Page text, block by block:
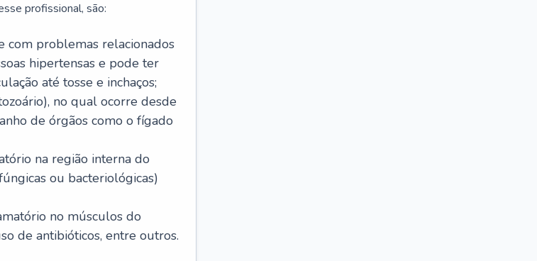
profissional, são:
com problemas relacionados
hipertensas e pode ter
até tosse e inchaços;
no qual ocorre desde
de órgãos como o fígado
na região interna do
ou bacteriológicas)
no músculos do
de antibióticos, entre outros.